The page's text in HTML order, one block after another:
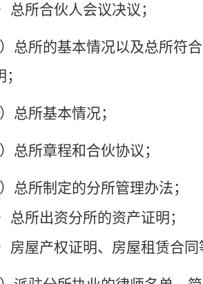
总所合伙人会议决议；
）总所的基本情况以及总所符
）总所基本情况；
）总所章程和合伙协议；
）总所制定的分所管理办法；
总所出资分所的资产证明；
）房屋产权证明、房屋租赁合